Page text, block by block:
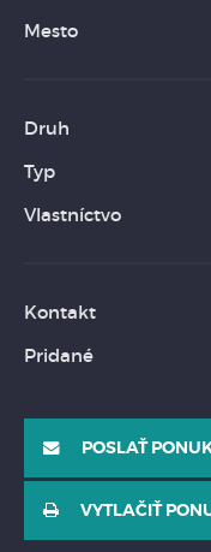
Mesto
Druh
Typ
Vlastníctvo
Kontakt
Pridané
POSLAŤ
VYTLAČIŤ